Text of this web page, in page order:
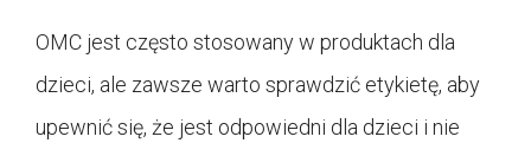
OMC jest często stosowany w produktach dla
dzieci, ale zawsze warto sprawdzić etykietę, aby
upewnić się, że jest odpowiedni dla dzieci i nie